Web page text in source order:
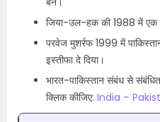
जिया-उल-हक की 1988 में एक
परवेज मुशर्रफ 1999 में
इस्तीफा दे दिया।
भारत-पाकिस्तान संबंध से
क्लिक कीजिए: India –